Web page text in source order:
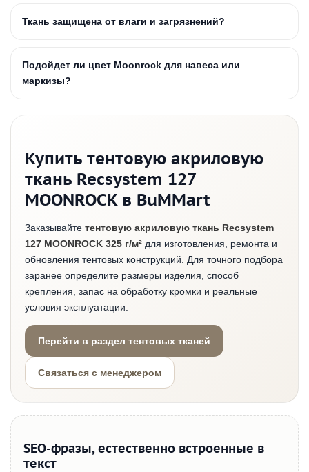
Ткань защищена от влаги и загрязнений?
Подойдет ли цвет Moonrock для навеса или
маркизы?
Купить тентовую акриловую
ткань Recsystem 127
MOONROCK в BuMMart
Заказывайте тентовую акриловую ткань Recsystem
127 MOONROCK 325 г/м² для изготовления, ремонта и
обновления тентовых конструкций. Для точного подбора
заранее определите размеры изделия, способ
крепления, запас на обработку кромки и реальные
условия эксплуатации.
Перейти в раздел тентовых тканей
Связаться с менеджером
SEO-фразы, естественно встроенные в
текст